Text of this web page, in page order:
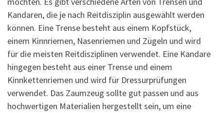
Kandaren, die je nach Reitdisziplin ausgewählt werden
können. Eine Trense besteht aus einem Kopfstück,
einem Kinnriemen, Nasenriemen und Zügeln und wird
für die meisten Reitdisziplinen verwendet. Eine Kandare
hingegen besteht aus einer Trense und einem
Kinnkettenriemen und wird für Dressurprüfungen
verwendet. Das Zaumzeug sollte gut passen und aus
hochwertigen Materialien hergestellt sein, um eine